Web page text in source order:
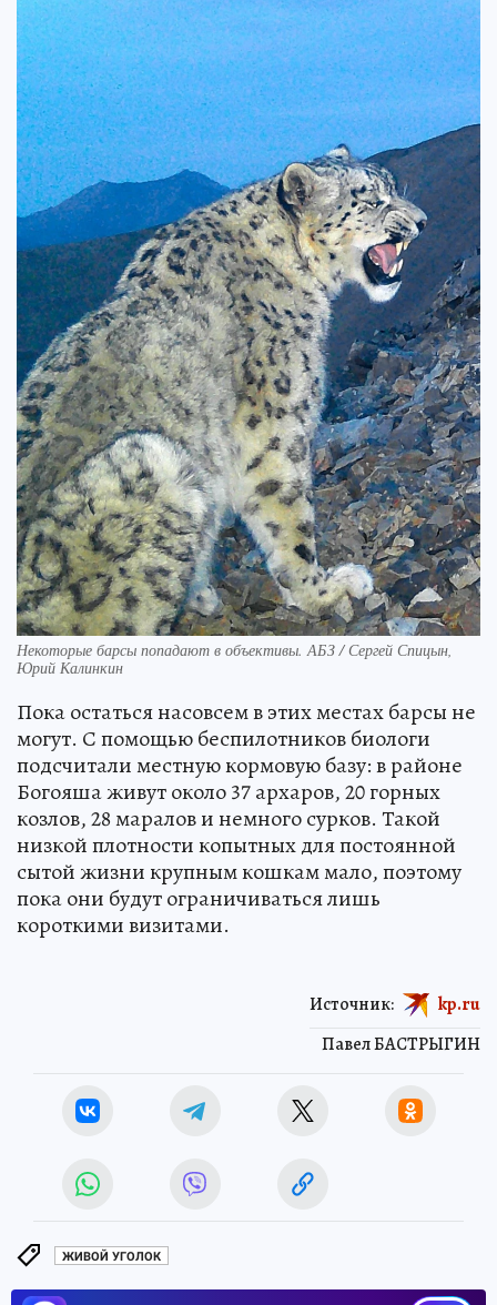
Некоторые барсы попадают в объективы. АБЗ / Сергей Спицын,
Юрий Калинкин
Пока остаться насовсем в этих местах барсы не
могут. С помощью беспилотников биологи
подсчитали местную кормовую базу: в районе
Богояша живут около 37 архаров, 20 горных
козлов, 28 маралов и немного сурков. Такой
низкой плотности копытных для постоянной
сытой жизни крупным кошкам мало, поэтому
пока они будут ограничиваться лишь
короткими визитами.
Павел БАСТРЫГИН
Источник: kp.ru
ЖИВОЙ УГОЛОК